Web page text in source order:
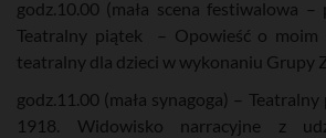
godz.10.00 (mała scena festiwalowa –
Teatralny piątek – Opowieść o moim
teatralny dla dzieci w wykonaniu Grupy
godz.11.00 (mała synagoga) –
1918. Widowisko narracyjne z